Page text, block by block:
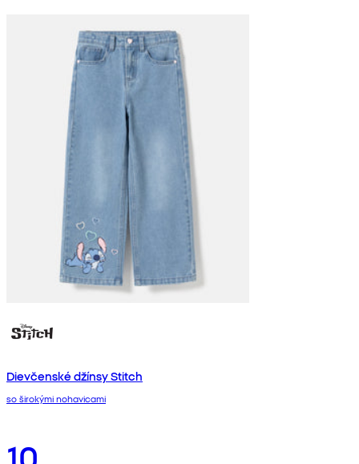
Dievčenské džínsy Stitch
so širokými nohavicami